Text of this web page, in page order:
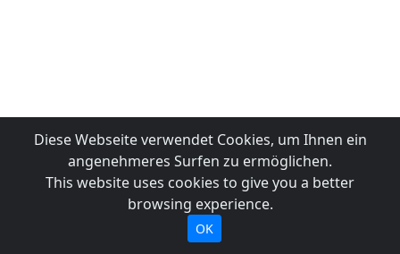
Diese Webseite verwendet Cookies, um Ihnen ein
angenehmeres Surfen zu ermöglichen.
This website uses cookies to give you a better
browsing experience.
OK